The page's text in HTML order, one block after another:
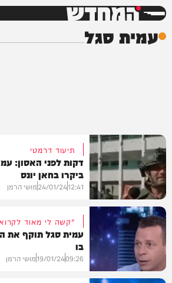
המחדש
עמית סגל
וידאו
תיעוד דרמטי
דקות לפני האסון:
ביקרו בחאן יונס
12:41
24/01/24מושי הרמן
"קשה לי מאוד
עמית סגל תוקף את
בו
09:26
19/01/24מושי הרמן